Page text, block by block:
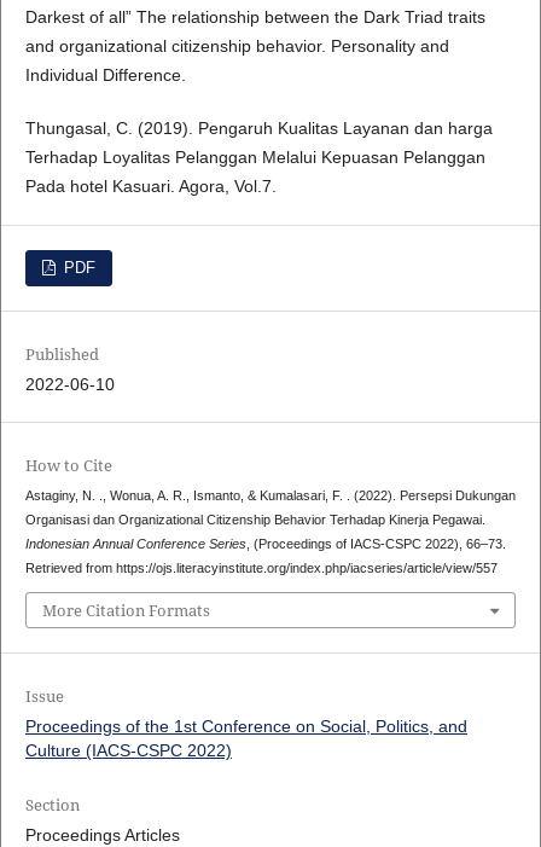
Darkest of all” The relationship between the Dark Triad traits
and organizational citizenship behavior. Personality and
Individual Difference.
Thungasal, C. (2019). Pengaruh Kualitas Layanan dan harga
Terhadap Loyalitas Pelanggan Melalui Kepuasan Pelanggan
Pada hotel Kasuari. Agora, Vol.7.
PDF
Published
2022-06-10
How to Cite
Astaginy, N. ., Wonua, A. R., Ismanto, & Kumalasari, F. . (2022). Persepsi Dukungan
Organisasi dan Organizational Citizenship Behavior Terhadap Kinerja Pegawai.
Indonesian Annual Conference Series, (Proceedings of IACS-CSPC 2022), 66–73.
Retrieved from https://ojs.literacyinstitute.org/index.php/iacseries/article/view/557
More Citation Formats
Issue
Proceedings of the 1st Conference on Social, Politics, and
Culture (IACS-CSPC 2022)
Section
Proceedings Articles